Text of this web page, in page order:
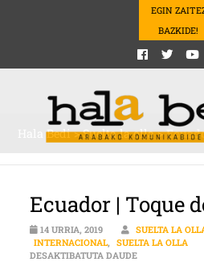
EGIN
BAZKIDE!
Hala Bedi>Suelta la olla>
Ecuador | Toque
14 URRIA, 2019 SUELTA LA
INTERNACIONAL, SUELTA LA OLLA
DESAKTIBATUTA DAUDEECUADOR |